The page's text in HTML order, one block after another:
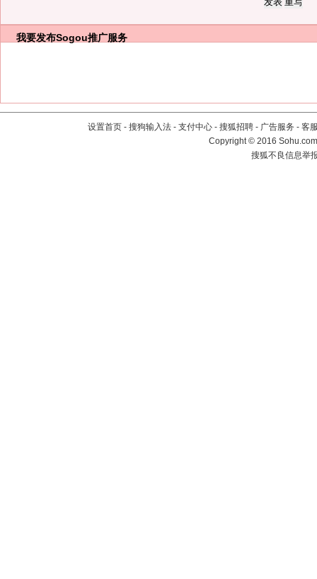
我要发布Sogou推广服务
设置首页 - 搜狗输入法 - 支付中心 - 搜狐招聘 - 广告服务 - 客
Copyright©2016
搜狐不良信息举